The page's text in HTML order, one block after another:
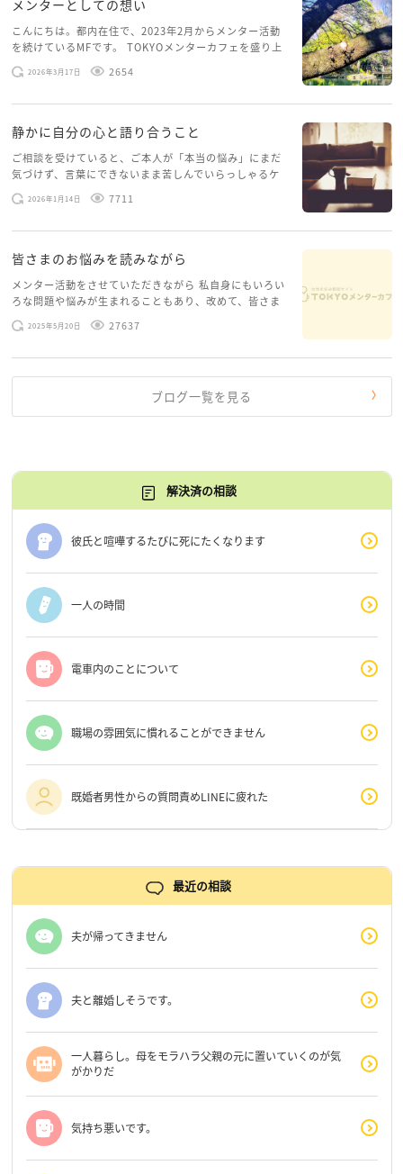
メンターとしての想い
こんにちは。都内在住で、2023年2月からメンター活動
を続けているMFです。 TOKYOメンターカフェを盛り上
げたいという想いから、勇気を出して初めてブログを投
稿してみようと思います。少し自分のことを書いてみま
2026年3月17日 2654
静かに自分の心と語り合うこと
ご相談を受けていると、ご本人が「本当の悩み」にまだ
気づけず、言葉にできないまま苦しんでいらっしゃるケ
ースがありますお悩みというのは、心の深いところ（深
層心理）に触れることで、まったく違う角度から解決の
2026年1月14日 7711
皆さまのお悩みを読みながら
メンター活動をさせていただきながら 私自身にもいろい
ろな問題や悩みが生まれることもあり、改めて、皆さま
のお悩みを読みながら 「みんな、もがいてる。わたし
だけじゃないんだな」と、逆に励まされるような日々で
2025年5月20日 27637
ブログ一覧を見る
解決済の相談
彼氏と喧嘩するたびに死にたくなります
一人の時間
電車内のことについて
職場の雰囲気に慣れることができません
既婚者男性からの質問責めLINEに疲れた
最近の相談
夫が帰ってきません
夫と離婚しそうです。
一人暮らし。母をモラハラ父親の元に置いていくのが気
がかりだ
気持ち悪いです。